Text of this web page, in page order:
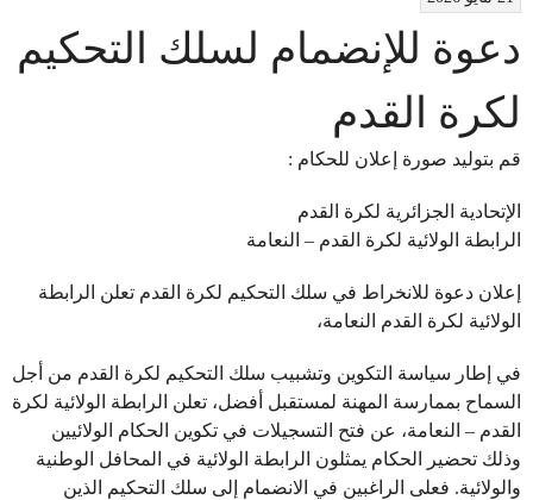
دعوة للإنضمام لسلك التحكيم
لكرة القدم
قم بتوليد صورة إعلان للحكام :
الإتحادية الجزائرية لكرة القدم
الرابطة الولائية لكرة القدم – النعامة
إعلان دعوة للانخراط في سلك التحكيم لكرة القدم تعلن الرابطة
الولائية لكرة القدم النعامة،
في إطار سياسة التكوين وتشبيب سلك التحكيم لكرة القدم من أجل
السماح بممارسة المهنة لمستقبل أفضل، تعلن الرابطة الولائية لكرة
القدم – النعامة، عن فتح التسجيلات في تكوين الحكام الولائيين
وذلك تحضير الحكام يمثلون الرابطة الولائية في المحافل الوطنية
والولائية. فعلى الراغبين في الانضمام إلى سلك التحكيم الذين